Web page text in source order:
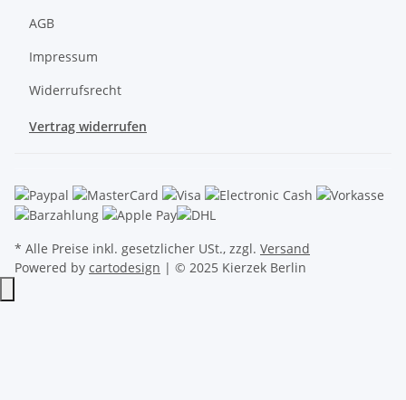
AGB
Impressum
Widerrufsrecht
Vertrag widerrufen
* Alle Preise inkl. gesetzlicher USt., zzgl. Versand
Powered by cartodesign | © 2025 Kierzek Berlin